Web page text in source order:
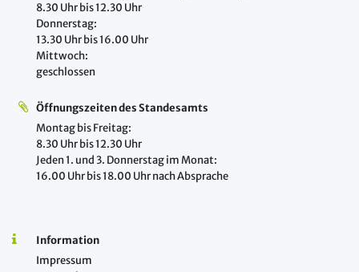
8.30 Uhr bis 12.30 Uhr
Donnerstag:
13.30 Uhr bis 16.00 Uhr
Mittwoch:
geschlossen
Öffnungszeiten des Standesamts
Montag bis Freitag:
8.30 Uhr bis 12.30 Uhr
Jeden 1. und 3. Donnerstag im Monat:
16.00 Uhr bis 18.00 Uhr nach Absprache
Information
Impressum